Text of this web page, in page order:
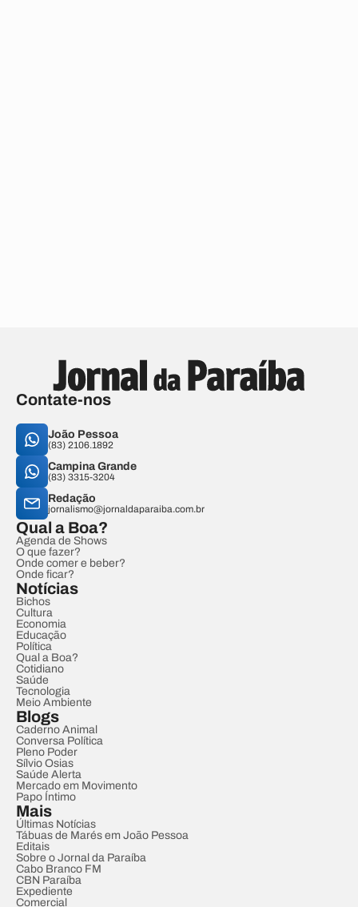
Contate-nos
João Pessoa
(83) 2106.1892
Campina Grande
(83) 3315-3204
Redação
jornalismo@jornaldaparaiba.com.br
Qual a Boa?
Agenda de Shows
O que fazer?
Onde comer e beber?
Onde ficar?
Notícias
Bichos
Cultura
Economia
Educação
Política
Qual a Boa?
Cotidiano
Saúde
Tecnologia
Meio Ambiente
Blogs
Caderno Animal
Conversa Política
Pleno Poder
Sílvio Osias
Saúde Alerta
Mercado em Movimento
Papo Íntimo
Mais
Últimas Notícias
Tábuas de Marés em João Pessoa
Editais
Sobre o Jornal da Paraíba
Cabo Branco FM
CBN Paraíba
Expediente
Comercial